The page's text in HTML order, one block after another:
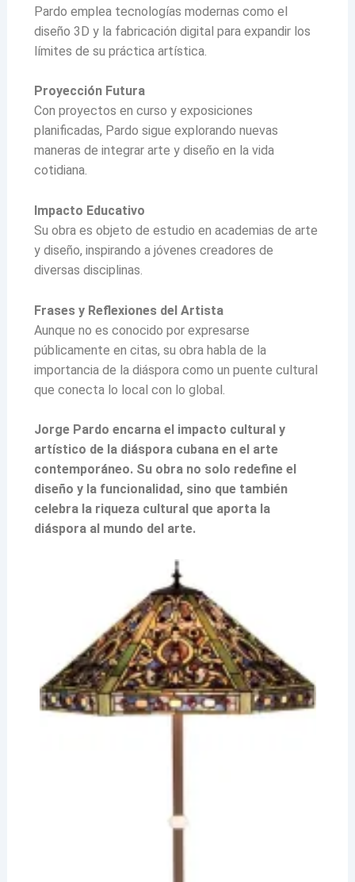
Pardo emplea tecnologías modernas como el
diseño 3D y la fabricación digital para expandir los
límites de su práctica artística.
Proyección Futura
Con proyectos en curso y exposiciones
planificadas, Pardo sigue explorando nuevas
maneras de integrar arte y diseño en la vida
cotidiana.
Impacto Educativo
Su obra es objeto de estudio en academias de arte
y diseño, inspirando a jóvenes creadores de
diversas disciplinas.
Frases y Reflexiones del Artista
Aunque no es conocido por expresarse
públicamente en citas, su obra habla de la
importancia de la diáspora como un puente cultural
que conecta lo local con lo global.
Jorge Pardo encarna el impacto cultural y
artístico de la diáspora cubana en el arte
contemporáneo. Su obra no solo redefine el
diseño y la funcionalidad, sino que también
celebra la riqueza cultural que aporta la
diáspora al mundo del arte.